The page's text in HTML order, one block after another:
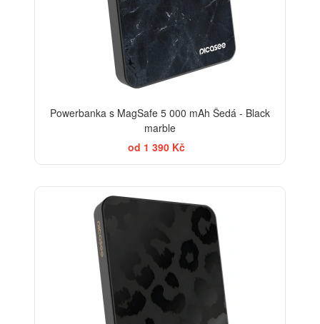
Powerbanka s MagSafe 5 000 mAh Šedá - Black
marble
od 1 390 Kč